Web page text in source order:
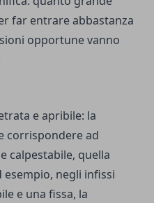
far entrare abbastanza
opportune vanno
e apribile: la
corrispondere ad
calpestabile, quella
esempio, negli infissi
e una fissa, la